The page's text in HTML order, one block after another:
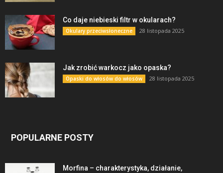
Co daje niebieski filtr w okularach?
Okulary przeciwsłoneczne 28 listopada 2025
Jak zrobić warkocz jako opaska?
Opaski do włosów do włosów 28 listopada 2025
POPULARNE POSTY
Morfina – charakterystyka, działanie,